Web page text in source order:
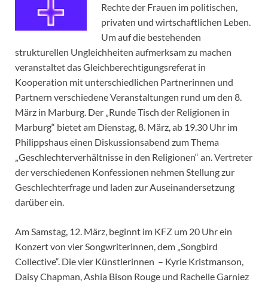
Rechte der Frauen im politischen,
privaten und wirtschaftlichen Leben.
Um auf die bestehenden
strukturellen Ungleichheiten aufmerksam zu machen
veranstaltet das Gleichberechtigungsreferat in
Kooperation mit unterschiedlichen Partnerinnen und
Partnern verschiedene Veranstaltungen rund um den 8.
März in Marburg. Der „Runde Tisch der Religionen in
Marburg“ bietet am Dienstag, 8. März, ab 19.30 Uhr im
Philippshaus einen Diskussionsabend zum Thema
„Geschlechterverhältnisse in den Religionen“ an. Vertreter
der verschiedenen Konfessionen nehmen Stellung zur
Geschlechterfrage und laden zur Auseinandersetzung
darüber ein.
Am Samstag, 12. März, beginnt im KFZ um 20 Uhr ein
Konzert von vier Songwriterinnen, dem „Songbird
Collective“. Die vier Künstlerinnen – Kyrie Kristmanson,
Daisy Chapman, Ashia Bison Rouge und Rachelle Garniez